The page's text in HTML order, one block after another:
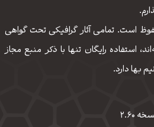
است. تمامی آثار گرافیکی تحت گواهی
استفاده رایگان تنها با ذکر منبع مجاز
بها دارد.
2.60